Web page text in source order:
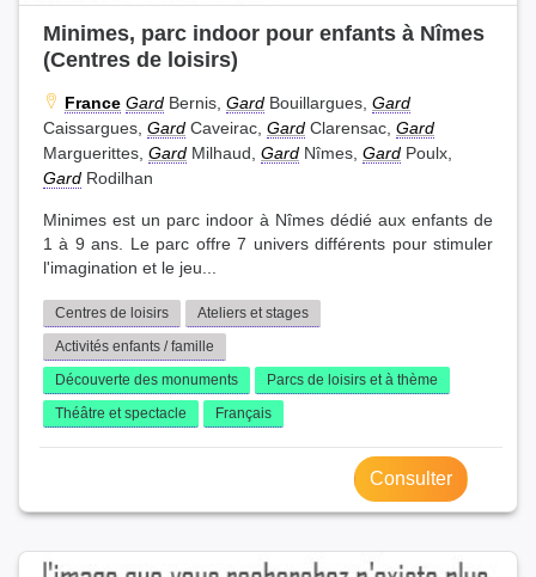
Minimes, parc indoor pour enfants à Nîmes
(Centres de loisirs)
France Gard Bernis, Gard Bouillargues, Gard
Caissargues, Gard Caveirac, Gard Clarensac, Gard
Marguerittes, Gard Milhaud, Gard Nîmes, Gard Poulx,
Gard Rodilhan
Minimes est un parc indoor à Nîmes dédié aux enfants de
1 à 9 ans. Le parc offre 7 univers différents pour stimuler
l'imagination et le jeu...
Centres de loisirs
Ateliers et stages
Activités enfants / famille
Découverte des monuments
Parcs de loisirs et à thème
Théâtre et spectacle
Français
Consulter